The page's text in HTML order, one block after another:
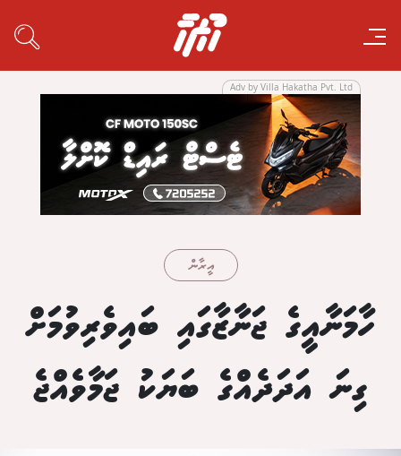
Adv by Villa Hakatha Pvt. Ltd
އީރާން
ހާމަނާއީގެ ޖަނާޒާގައި ބައިވެރިވުމަށް
ގިނަ އަދަދެއްގެ ބަޔަކު ޖަމާވެއްޖެ